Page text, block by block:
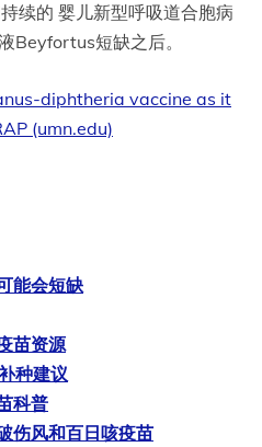
续的 婴儿新型呼吸道合胞病
Beyfortus短缺之后。
diphtheria vaccine as it
(umn.edu)
能会短缺
苗资源
种建议
科普
伤风和百日咳疫苗